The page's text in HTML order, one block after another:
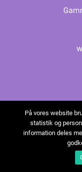
På vores website
statistik og
information deles